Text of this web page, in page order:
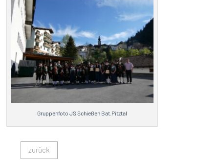
Gruppenfoto JS Schießen Bat.Pitztal
zurück